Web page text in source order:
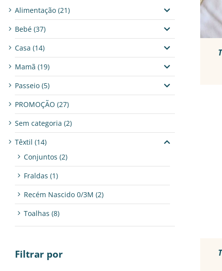
Alimentação (21)
Bebé (37)
Casa (14)
Mamã (19)
Passeio (5)
PROMOÇÃO (27)
Sem categoria (2)
Têxtil (14)
Conjuntos (2)
Fraldas (1)
Recém Nascido 0/3M (2)
Toalhas (8)
Filtrar por